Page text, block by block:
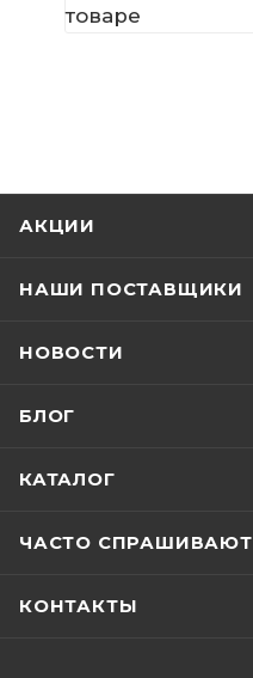
товаре
АКЦИИ
НАШИ ПОСТАВЩИКИ
НОВОСТИ
БЛОГ
КАТАЛОГ
ЧАСТО СПРАШИВАЮТ
КОНТАКТЫ